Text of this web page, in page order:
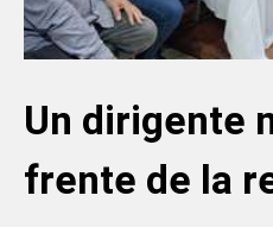
Un dirigente
frente de la